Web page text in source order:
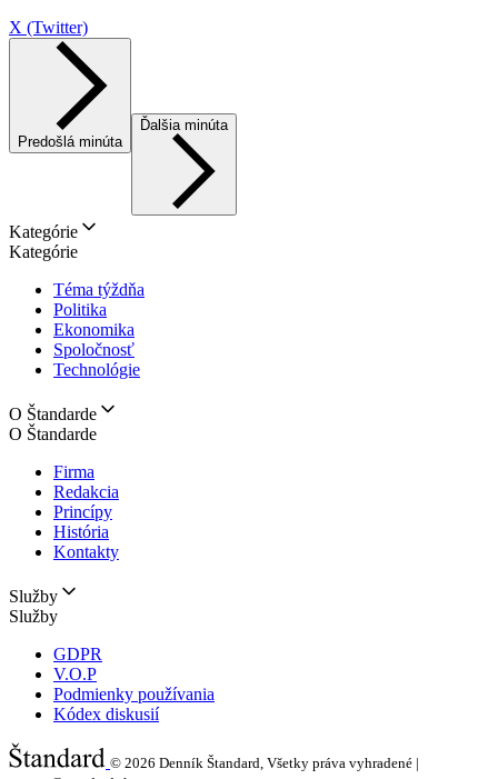
X (Twitter)
Predošlá minúta
Ďalšia minúta
Kategórie
Kategórie
Téma týždňa
Politika
Ekonomika
Spoločnosť
Technológie
O Štandarde
O Štandarde
Firma
Redakcia
Princípy
História
Kontakty
Služby
Služby
GDPR
V.O.P
Podmienky používania
Kódex diskusií
© 2026 Denník Štandard, Všetky práva vyhradené |